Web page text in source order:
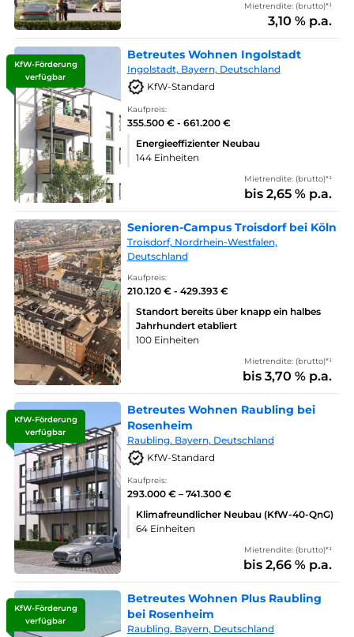
Mietrendite: (brutto)*¹
3,10 % p.a.
KfW-Förderung
verfügbar
Betreutes Wohnen Ingolstadt
Ingolstadt, Bayern, Deutschland
KfW-Standard
Kaufpreis:
355.500 € - 661.200 €
Energieeffizienter Neubau
144 Einheiten
Mietrendite: (brutto)*¹
bis 2,65 % p.a.
Senioren-Campus Troisdorf bei Köln
Troisdorf, Nordrhein-Westfalen,
Deutschland
Kaufpreis:
210.120 € - 429.393 €
Standort bereits über knapp ein halbes
Jahrhundert etabliert
100 Einheiten
Mietrendite: (brutto)*¹
bis 3,70 % p.a.
KfW-Förderung
verfügbar
Betreutes Wohnen Raubling bei
Rosenheim
Raubling. Bayern, Deutschland
KfW-Standard
Kaufpreis:
293.000 € – 741.300 €
Klimafreundlicher Neubau (KfW-40-QnG)
64 Einheiten
Mietrendite: (brutto)*¹
bis 2,66 % p.a.
KfW-Förderung
verfügbar
Betreutes Wohnen Plus Raubling
bei Rosenheim
Raubling. Bayern, Deutschland